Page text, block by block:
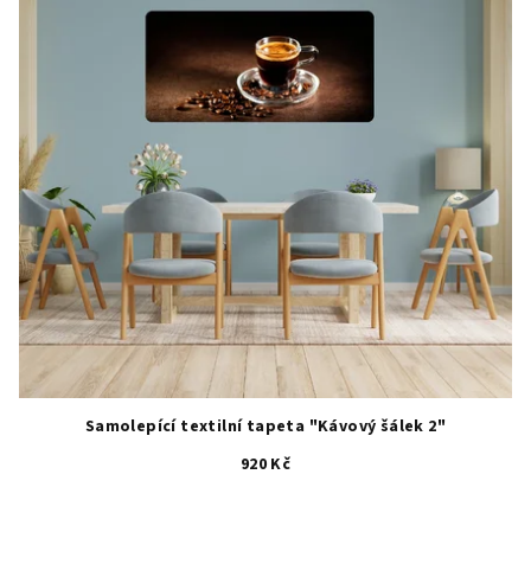
Samolepící textilní tapeta "Kávový šálek 2"
920 Kč